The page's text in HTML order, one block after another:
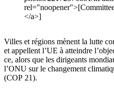
</a>]
Villes et régions mènent la lutte
et appellent l’UE à atteindre
ce, alors que les dirigeants
l’ONU sur le changement
(COP 21).